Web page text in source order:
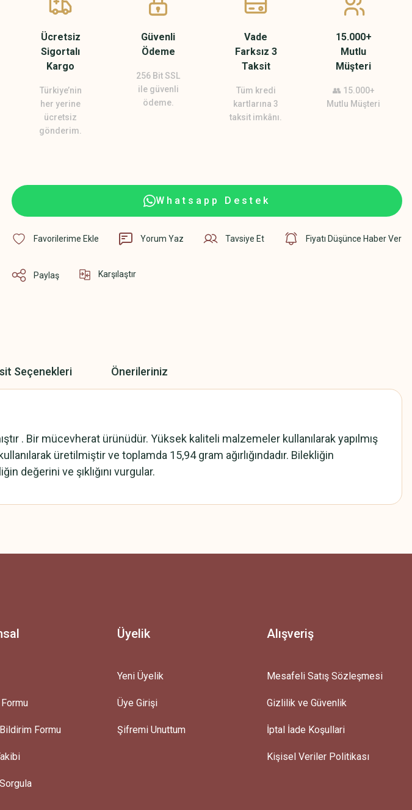
Ücretsiz
Sigortalı
Kargo
Türkiye’nin
her yerine
ücretsiz
gönderim.
Güvenli
Ödeme
256 Bit SSL
ile güvenli
ödeme.
Vade
Farksız 3
Taksit
Tüm kredi
kartlarına 3
taksit imkânı.
15.000+
Mutlu
Müşteri
👥 15.000+
Mutlu Müşteri
Whatsapp Destek
Yorum Yaz Tavsiye Et Fiyatı Düşünce Haber Ver
Paylaş Karşılaştır
Seçenekleri Önerileriniz
. Bir mücevherat ürünüdür. Yüksek kaliteli malzemeler kullanılarak yapılmış
üretilmiştir ve toplamda 15,94 gram ağırlığındadır. Bilekliğin
değerini ve şıklığını vurgular.
siz yapın!
soru sorulmamış.
Formu
Üyelik
Yeni Üyelik
Üye Girişi
Şifremi Unuttum
Alışveriş
Mesafeli Satış Sözleşmesi
Gizlilik ve Güvenlik
İptal İade Koşullari
Kişisel Veriler Politikası